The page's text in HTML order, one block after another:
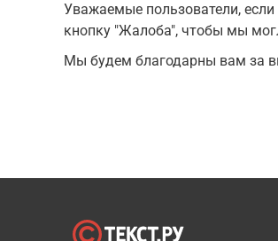
Уважаемые пользователи,
кнопку "Жалоба", чтобы мы
Мы будем благодарны вам за